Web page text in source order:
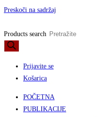
Preskoči na sadržaj
Products search
Prijavite se
Košarica
POČETNA
PUBLIKACIJE